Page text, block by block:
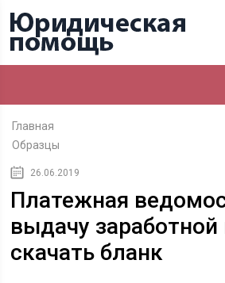
Главная
Образцы
26.06.2019
Платежная
выдачу
скачать бланк